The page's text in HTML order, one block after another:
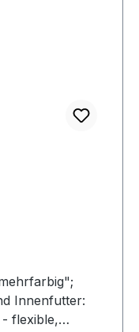
Innenfutter:
flexible,